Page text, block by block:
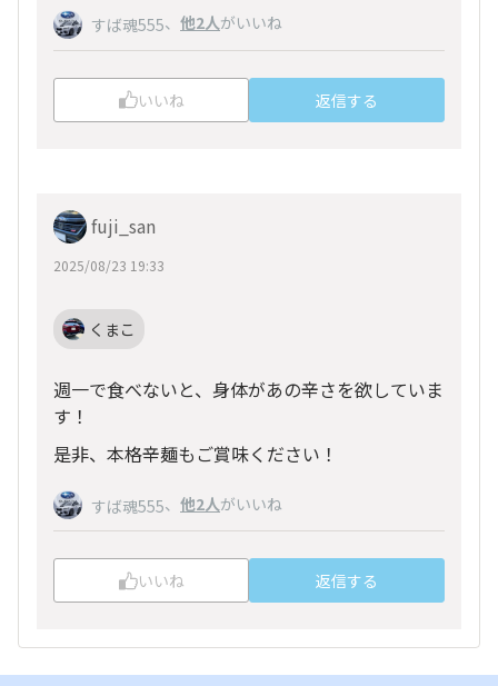
すば魂555、 他2人がいいね
いいね 返信する
fuji_san
2025/08/23 19:33
くまこ
週一で食べないと、身体があの辛さを欲していま
す！
是非、本格辛麺もご賞味ください！
すば魂555、 他2人がいいね
いいね 返信する